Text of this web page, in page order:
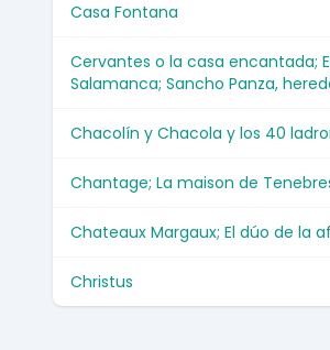
Casa Fontana
Cervantes o la casa encantada;
Salamanca; Sancho Panza,
Chacolín y Chacola y los 40
Chantage; La maison de
Chateaux Margaux; El dúo de la
Christus